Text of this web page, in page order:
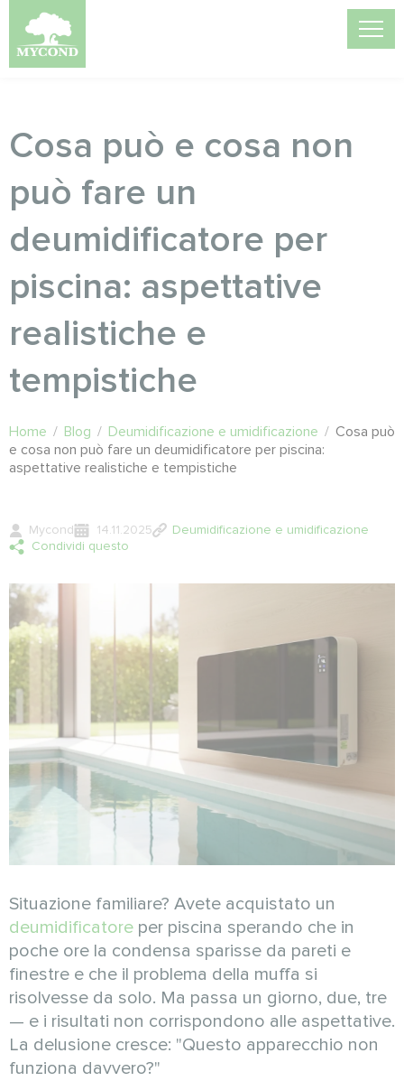
Cosa può e cosa non
può fare un
deumidificatore per
piscina: aspettative
realistiche e
tempistiche
Home / Blog / Deumidificazione e umidificazione / Cosa può
e cosa non può fare un deumidificatore per piscina:
aspettative realistiche e tempistiche
Mycond 14.11.2025
Deumidificazione e umidificazione
Condividi questo
Situazione familiare? Avete acquistato un
deumidificatore per piscina sperando che in
poche ore la condensa sparisse da pareti e
finestre e che il problema della muffa si
risolvesse da solo. Ma passa un giorno, due, tre
— e i risultati non corrispondono alle aspettative.
La delusione cresce: "Questo apparecchio non
funziona davvero?"